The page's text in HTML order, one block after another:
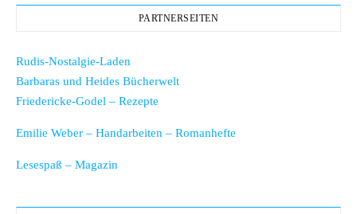
PARTNERSEITEN
Rudis-Nostalgie-Laden
Barbaras und Heides Bücherwelt
Friedericke-Godel – Rezepte
Emilie Weber – Handarbeiten – Romanhefte
Lesespaß – Magazin